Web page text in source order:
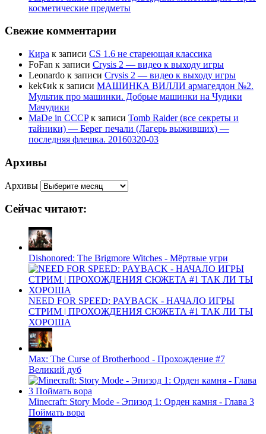
косметические предметы
Свежие комментарии
Кира к записи CS 1.6 не стареющая классика
FoFan к записи Crysis 2 — видео к выходу игры
Leonardo к записи Crysis 2 — видео к выходу игры
kek¢иk к записи МАШИНКА ВИЛЛИ армагеддон №2.
Мультик про машинки. Добрые машинки на Чудики
Мачудики
MaDe in CCCPк записи Tomb Raider (все секреты и
тайники) — Берег печали (Лагерь выживших) —
последняя флешка. 20160320-03
Архивы
Архивы
Сейчас читают:
Dishonored: The Brigmore Witches - Мёртвые угри
NEED FOR SPEED: PAYBACK - НАЧАЛО ИГРЫ
СТРИМ | ПРОХОЖДЕНИЯ СЮЖЕТА #1 ТАК ЛИ ТЫ
ХОРОША
Max: The Curse of Brotherhood - Прохождение #7
Великий дуб
Minecraft: Story Mode - Эпизод 1: Орден камня - Глава 3
Поймать вора